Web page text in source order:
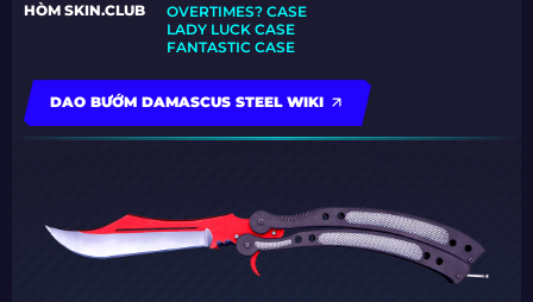
HÒM SKIN.CLUB
OVERTIMES? CASE
LADY LUCK CASE
FANTASTIC CASE
DAO BƯỚM DAMASCUS STEEL WIKI